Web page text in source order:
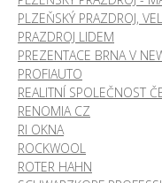
PLZEŇSKÝ PRAZDROJ,
PRAZDROJ LIDEM
PREZENTACE BRNA V
PROFIAUTO
REALITNÍ SPOLEČNOST
RENOMIA CZ
RI OKNA
ROCKWOOL
ROTER HAHN